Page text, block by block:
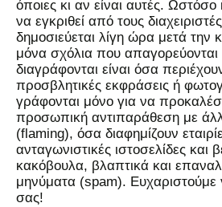
όποιες κι αν είναι αυτές.
να εγκριθεί από τους
δημοσιεύεται λίγη ώρα μετά
μόνα σχόλια που απαγορεύονται
διαγράφονται είναι όσα
προσβλητικές εκφράσεις ή
γράφονται μόνο για να
προσωπική αντιπαράθεση με
(flaming), όσα διαφημίζουν
ανταγωνιστικές ιστοσελίδες και
κακόβουλα, βλαπτικά και
μηνύματα (spam). Ευχαριστούμε
σας!